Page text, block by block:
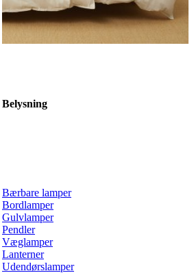
Belysning
Bærbare lamper
Bordlamper
Gulvlamper
Pendler
Væglamper
Lanterner
Udendørslamper